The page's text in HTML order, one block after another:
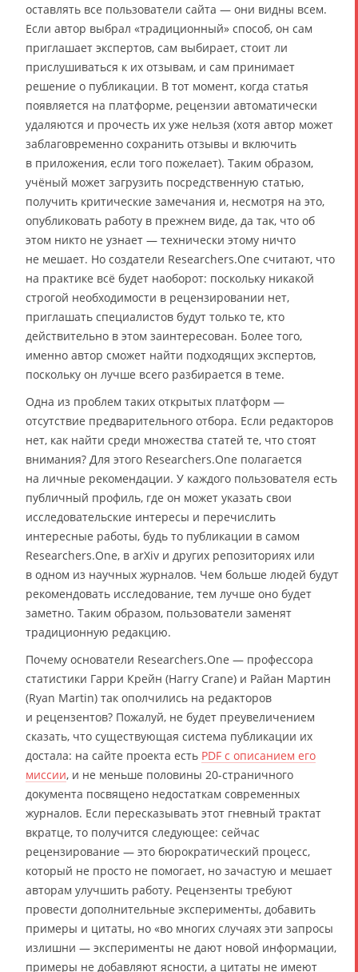
оставлять все пользователи сайта — они видны всем.
Если автор выбрал «традиционный» способ, он сам
приглашает экспертов, сам выбирает, стоит ли
прислушиваться к их отзывам, и сам принимает
решение о публикации. В тот момент, когда статья
появляется на платформе, рецензии автоматически
удаляются и прочесть их уже нельзя (хотя автор может
заблаговременно сохранить отзывы и включить
в приложения, если того пожелает). Таким образом,
учёный может загрузить посредственную статью,
получить критические замечания и, несмотря на это,
опубликовать работу в прежнем виде, да так, что об
этом никто не узнает — технически этому ничто
не мешает. Но создатели Researchers.One считают, что
на практике всё будет наоборот: поскольку никакой
строгой необходимости в рецензировании нет,
приглашать специалистов будут только те, кто
действительно в этом заинтересован. Более того,
именно автор сможет найти подходящих экспертов,
поскольку он лучше всего разбирается в теме.
Одна из проблем таких открытых платформ —
отсутствие предварительного отбора. Если редакторов
нет, как найти среди множества статей те, что стоят
внимания? Для этого Researchers.One полагается
на личные рекомендации. У каждого пользователя есть
публичный профиль, где он может указать свои
исследовательские интересы и перечислить
интересные работы, будь то публикации в самом
Researchers.One, в arXiv и других репозиториях или
в одном из научных журналов. Чем больше людей будут
рекомендовать исследование, тем лучше оно будет
заметно. Таким образом, пользователи заменят
традиционную редакцию.
Почему основатели Researchers.One — профессора
статистики Гарри Крейн (Harry Crane) и Райан Мартин
(Ryan Martin) так ополчились на редакторов
и рецензентов? Пожалуй, не будет преувеличением
сказать, что существующая система публикации их
достала: на сайте проекта есть PDF с описанием его
миссии, и не меньше половины 20-страничного
документа посвящено недостаткам современных
журналов. Если пересказывать этот гневный трактат
вкратце, то получится следующее: сейчас
рецензирование — это бюрократический процесс,
который не просто не помогает, но зачастую и мешает
авторам улучшить работу. Рецензенты требуют
провести дополнительные эксперименты, добавить
примеры и цитаты, но «во многих случаях эти запросы
излишни — эксперименты не дают новой информации,
примеры не добавляют ясности, а цитаты не имеют